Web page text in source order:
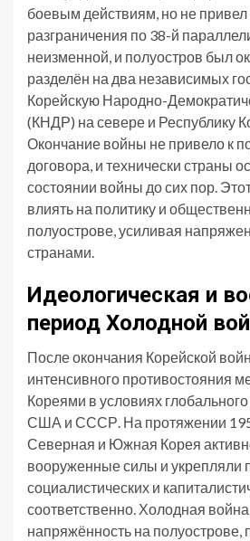
боевым действиям, но не привел
разграничения по 38-й
неизменной, и полуостров был
разделён на два независимых
Корейскую Народно-
(КНДР) на севере и Республику
Окончание войны не привело к
договора, и технически страны
состоянии войны до сих пор.
влиять на политику и
полуострове, усиливая
странами.
Идеологическая и
период Холодной
После окончания Корейской
интенсивного противостояния
Кореями в условиях
США и СССР. На протяжении
Северная и Южная Корея
вооруженные силы и укрепляли
социалистических и
соответственно. Холодная
напряжённость на полуострове,